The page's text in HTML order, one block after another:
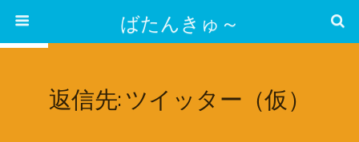
ばたんきゅ～
返信先: ツイッター（仮）